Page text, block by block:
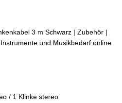
3 m Schwarz | Zubehör |
und Musikbedarf online
/ 1 Klinke stereo